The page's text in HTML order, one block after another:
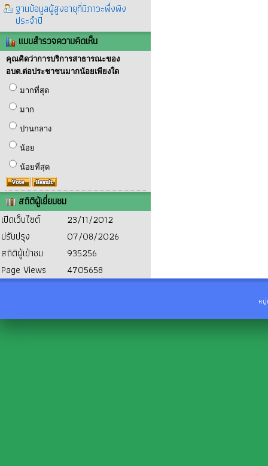
ฐานข้อมูลผู้สูงอายุที่มีภาวะพึ่งพิง
ประจำปี
แบบสำรวจความคิดเห็น
คุณคิดว่าการบริการสาธารณะของ
อบต.ต่อประชาชนมากน้อยเพียงใด
มากที่สุด
มาก
ปานกลาง
น้อย
น้อยที่สุด
สถิติผู้เยี่ยมชม
เปิดเว็บไซต์
23/11/2012
ปรับปรุง
07/08/2026
สถิติผู้เข้าชม
935256
Page Views
4705658
ห